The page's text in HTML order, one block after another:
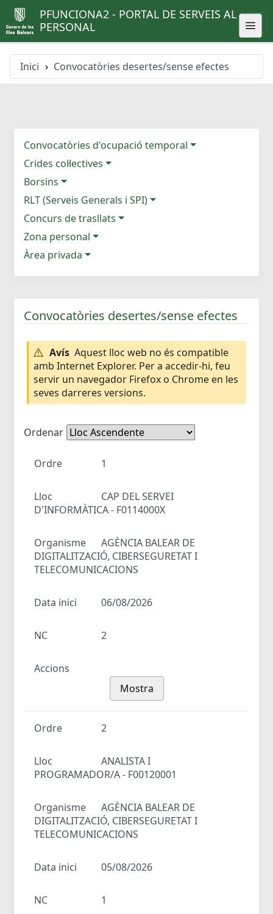
PFUNCIONA2 - PORTAL DE SERVEIS AL
PERSONAL
Inici Convocatòries desertes/sense efectes
Convocatòries d'ocupació temporal
Crides col·lectives
Borsins
RLT (Serveis Generals i SPI)
Concurs de trasllats
Zona personal
Àrea privada
Convocatòries desertes/sense efectes
Avís Aquest lloc web no és compatible
amb Internet Explorer. Per a accedir-hi, feu
servir un navegador Firefox o Chrome en les
seves darreres versions.
Ordenar
Ordre 1
Lloc
CAP DEL SERVEI
D'INFORMÀTICA - F0114000X
Organisme
AGÈNCIA BALEAR DE
DIGITALITZACIÓ, CIBERSEGURETAT I
TELECOMUNICACIONS
Data inici 06/08/2026
NC 2
Accions
Mostra
Ordre 2
Lloc
ANALISTA I
PROGRAMADOR/A - F00120001
Organisme
AGÈNCIA BALEAR DE
DIGITALITZACIÓ, CIBERSEGURETAT I
TELECOMUNICACIONS
Data inici 05/08/2026
NC 1